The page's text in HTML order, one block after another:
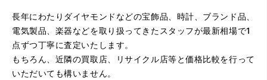
（大阪府大阪市）問い合わせから非常に分かり易く、安心
して利用できた。また、思ったよりも高額だったので助か
りました。
長年にわたりダイヤモンドなどの宝飾品、時計、ブランド品、
電気製品、楽器などを取り扱ってきたスタッフが最新相場で1
点ずつ丁寧に査定いたします。
もちろん、近隣の買取店、リサイクル店等と価格比較を行って
いただいても構いません。